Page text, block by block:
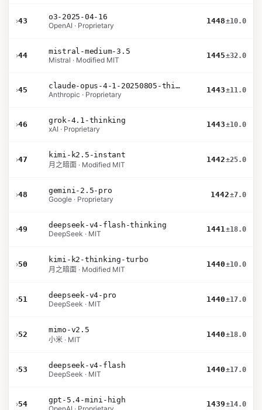
›43
o3-2025-04-16
OpenAI · Proprietary
1448±10.0
›44
mistral-medium-3.5
Mistral · Modified MIT
1445±32.0
›45
claude-opus-4-1-20250805-thinking-16k
Anthropic · Proprietary
1443±11.0
›46
grok-4.1-thinking
xAI · Proprietary
1443±10.0
›47
kimi-k2.5-instant
月之暗面 · Modified MIT
1442±25.0
›48
gemini-2.5-pro
Google · Proprietary
1442±7.0
›49
deepseek-v4-flash-thinking
DeepSeek · MIT
1441±18.0
›50
kimi-k2-thinking-turbo
月之暗面 · Modified MIT
1440±10.0
›51
deepseek-v4-pro
DeepSeek · MIT
1440±17.0
›52
mimo-v2.5
小米 · MIT
1440±18.0
›53
deepseek-v4-flash
DeepSeek · MIT
1440±17.0
›54
gpt-5.4-mini-high
1439±14.0